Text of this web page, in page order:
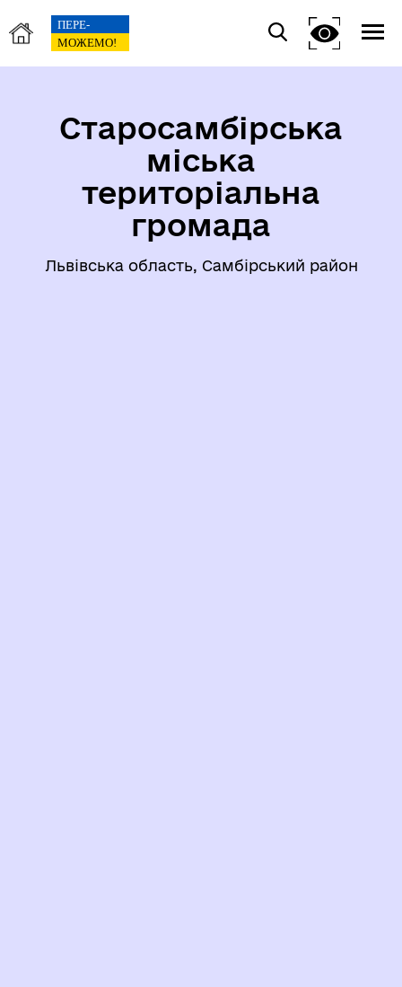
Старосамбірська
міська
територіальна
громада
Львівська область, Самбірський район